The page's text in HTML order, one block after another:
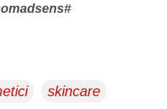
skincare